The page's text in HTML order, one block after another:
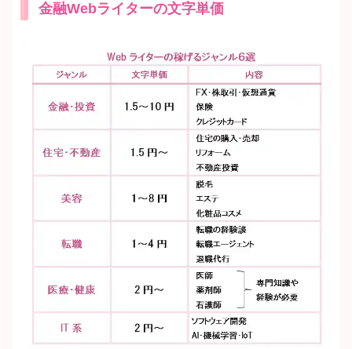
金融Webライターの文字単価